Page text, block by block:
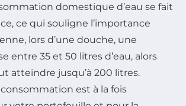
domestique d’eau se fait
ce qui souligne l’importance
lors d’une douche, une
entre 35 et 50 litres d’eau, alors
atteindre jusqu’à 200 litres.
est à la fois